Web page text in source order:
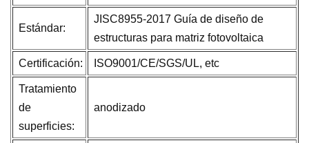
Estándar:
JISC8955-2017 Guía de diseño de
estructuras para matriz fotovoltaica
Certificación: ISO9001/CE/SGS/UL, etc
Tratamiento
de
superficies:
anodizado